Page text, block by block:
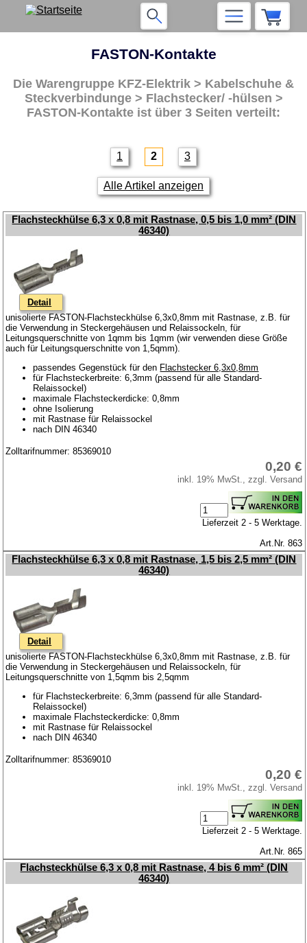
FASTON-Kontakte
Die Warengruppe KFZ-Elektrik > Kabelschuhe &
Steckverbindunge > Flachstecker/ -hülsen >
FASTON-Kontakte ist über 3 Seiten verteilt:
1 2 3
Alle Artikel anzeigen
Flachsteckhülse 6,3 x 0,8 mit Rastnase, 0,5 bis 1,0 mm² (DIN
46340)
Detail
unisolierte FASTON-Flachsteckhülse 6,3x0,8mm mit Rastnase, z.B. für
die Verwendung in Steckergehäusen und Relaissockeln, für
Leitungsquerschnitte von 1qmm bis 1qmm (wir verwenden diese Größe
auch für Leitungsquerschnitte von 1,5qmm).
passendes Gegenstück für den Flachstecker 6,3x0,8mm
für Flachsteckerbreite: 6,3mm (passend für alle Standard-
Relaissockel)
maximale Flachsteckerdicke: 0,8mm
ohne Isolierung
mit Rastnase für Relaissockel
nach DIN 46340
Zolltarifnummer: 85369010
0,20 €
inkl. 19% MwSt., zzgl. Versand
Lieferzeit 2 - 5 Werktage.
Art.Nr. 863
Flachsteckhülse 6,3 x 0,8 mit Rastnase, 1,5 bis 2,5 mm² (DIN
46340)
Detail
unisolierte FASTON-Flachsteckhülse 6,3x0,8mm mit Rastnase, z.B. für
die Verwendung in Steckergehäusen und Relaissockeln, für
Leitungsquerschnitte von 1,5qmm bis 2,5qmm
für Flachsteckerbreite: 6,3mm (passend für alle Standard-
Relaissockel)
maximale Flachsteckerdicke: 0,8mm
mit Rastnase für Relaissockel
nach DIN 46340
Zolltarifnummer: 85369010
0,20 €
inkl. 19% MwSt., zzgl. Versand
Lieferzeit 2 - 5 Werktage.
Art.Nr. 865
Flachsteckhülse 6,3 x 0,8 mit Rastnase, 4 bis 6 mm² (DIN
46340)